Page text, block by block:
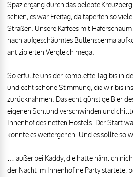
Spaziergang durch das belebte
schien, es war Freitag, da taperten so
Straßen. Unsere Kaffees mit
nach aufgeschäumtes Bullensperma
antizipierten Vergleich mega.
So erfüllte uns der komplette Tag bis in
und echt schöne Stimmung, die wir bis
zurücknahmen. Das echt günstige Bier
eigenen Schlund verschwinden und
Innenhof des netten Hostels. Der Start
könnte es weitergehen. Und es sollte so
… außer bei Kaddy, die hatte nämlich
der Nacht im Innenhof ne Party startete,